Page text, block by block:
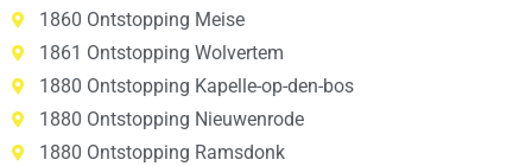
1860 Ontstopping Meise
1861 Ontstopping Wolvertem
1880 Ontstopping Kapelle-op-den-bos
1880 Ontstopping Nieuwenrode
1880 Ontstopping Ramsdonk